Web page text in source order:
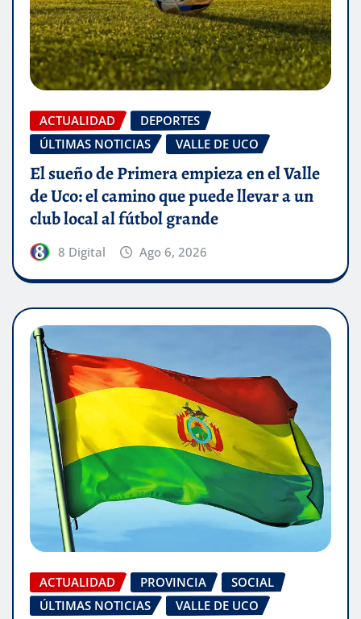
ACTUALIDAD
DEPORTES
ÚLTIMAS NOTICIAS
VALLE DE UCO
El sueño de Primera empieza en el Valle
de Uco: el camino que puede llevar a un
club local al fútbol grande
8 Digital Ago 6, 2026
ACTUALIDAD PROVINCIA
SOCIAL
ÚLTIMAS NOTICIAS
VALLE DE UCO